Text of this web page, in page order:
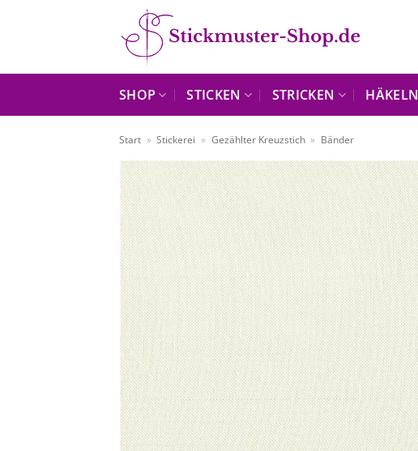
SHOP STICKEN STRICKEN HÄKELN
Start » Stickerei » Gezählter Kreuzstich » Bänder